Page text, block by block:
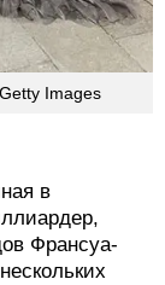
Images
в
Франсуа-